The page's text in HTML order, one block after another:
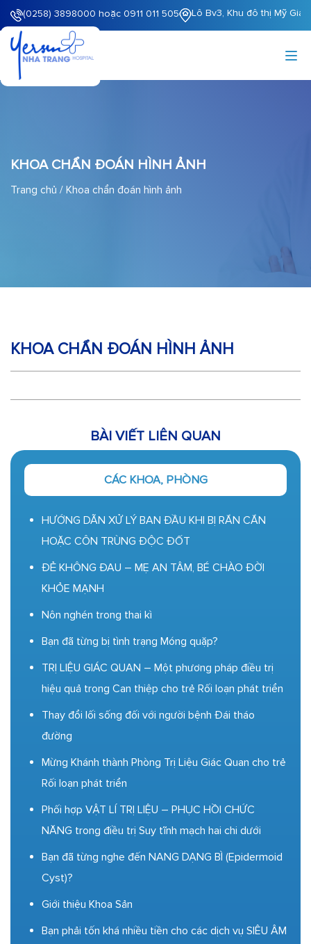
(0258) 3898000 hoặc 0911 011 505 Lô Bv3, Khu đô thị Mỹ
KHOA CHẨN ĐOÁN HÌNH ẢNH
Trang chủ / Khoa chẩn đoán hình ảnh
KHOA CHẨN ĐOÁN HÌNH ẢNH
BÀI VIẾT LIÊN QUAN
CÁC KHOA, PHÒNG
HƯỚNG DẪN XỬ LÝ BAN ĐẦU KHI BỊ RẮN CẮN
HOẶC CÔN TRÙNG ĐỘC ĐỐT
ĐẺ KHÔNG ĐAU – MẸ AN TÂM, BÉ CHÀO ĐỜI
KHỎE MẠNH
Nôn nghén trong thai kì
Bạn đã từng bị tình trạng Móng quặp?
TRỊ LIỆU GIÁC QUAN – Một phương pháp điều trị
hiệu quả trong Can thiệp cho trẻ Rối loạn phát triển
Thay đổi lối sống đối với người bệnh Đái tháo
đường
Mừng Khánh thành Phòng Trị Liệu Giác Quan cho trẻ
Rối loạn phát triển
Phối hợp VẬT LÍ TRỊ LIỆU – PHỤC HỒI CHỨC
NĂNG trong điều trị Suy tĩnh mạch hai chi dưới
Bạn đã từng nghe đến NANG DẠNG BÌ (Epidermoid
Cyst)?
Giới thiệu Khoa Sản
Bạn phải tốn khá nhiều tiền cho các dịch vụ SIÊU ÂM